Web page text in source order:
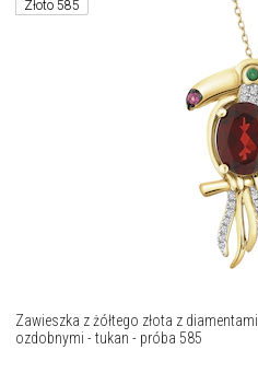
Złoto 585
Zawieszka z żółtego złota z diamentami, kamieniami szlachetnymi i
ozdobnymi - tukan - próba 585